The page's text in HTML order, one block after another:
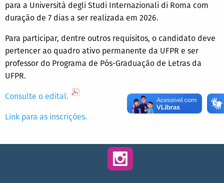
para a Università degli Studi Internazionali di Roma com
duração de 7 dias a ser realizada em 2026.
Para participar, dentre outros requisitos, o candidato deve
pertencer ao quadro ativo permanente da UFPR e ser
professor do Programa de Pós-Graduação de Letras da
UFPR.
Consulte o edital.
Link para as inscrições.